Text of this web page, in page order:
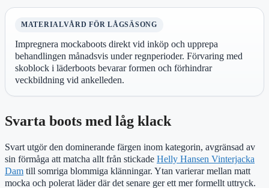
MATERIALVÅRD FÖR LÅGSÄSONG
Impregnera mockaboots direkt vid inköp och upprepa
behandlingen månadsvis under regnperioder. Förvaring med
skoblock i läderboots bevarar formen och förhindrar
veckbildning vid ankelleden.
Svarta boots med låg klack
Svart utgör den dominerande färgen inom kategorin, avgränsad av
sin förmåga att matcha allt från stickade Helly Hansen Vinterjacka
Dam till somriga blommiga klänningar. Ytan varierar mellan matt
mocka och polerat läder där det senare ger ett mer formellt uttryck.